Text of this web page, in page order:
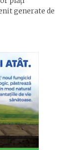
generate de